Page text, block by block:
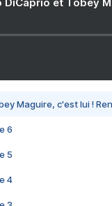
Maguire, c'est lui !
6
5
4